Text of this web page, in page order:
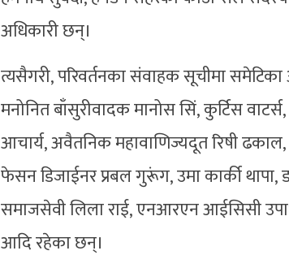
अधिकारी छन्।
त्यसैगरी, परिवर्तनका संवाहक सूचीमा समेटिका
मनोनित बाँसुरीवादक मानोस सिं, कुर्टिस
आचार्य, अवैतनिक महावाणिज्यदूत रिषी ढकाल,
फेसन डिजाईनर प्रबल गुरूंग, उमा कार्की
समाजसेवी लिला राई, एनआरएन आईसिसी
आदि रहेका छन्।